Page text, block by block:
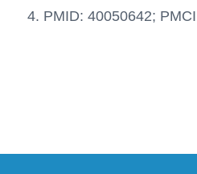
4. PMID: 40050642;